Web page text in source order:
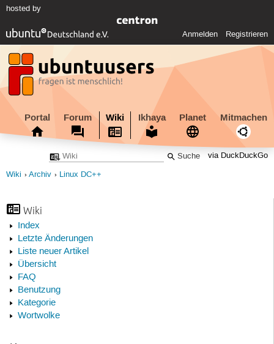
hosted by
Anmelden Registrieren
Portal Forum Wiki Ikhaya Planet Mitmachen
via DuckDuckGo
Wiki Archiv Linux DC++
Wiki
Index
Letzte Änderungen
Liste neuer Artikel
Übersicht
FAQ
Benutzung
Kategorie
Wortwolke